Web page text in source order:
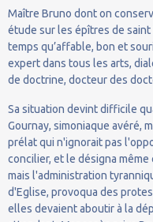
Maître Bruno dont on
étude sur les épîtres de saint
temps qu’affable, bon et
expert dans tous les arts,
de doctrine, docteur des
Sa situation devint difficile
Gournay, simoniaque avéré,
prélat qui n'ignorait pas
concilier, et le désigna
mais l'administration
d'Eglise, provoqua des
elles devaient aboutir à la